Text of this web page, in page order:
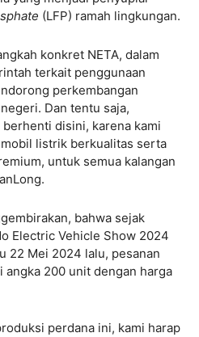
(LFP) ramah lingkungan.
konkret NETA, dalam
terkait penggunaan
perkembangan
Dan tentu saja,
disini, karena kami
listrik berkualitas serta
untuk semua kalangan
bahwa sejak
Electric Vehicle Show 2024
22 Mei 2024 lalu, pesanan
angka 200 unit dengan harga
perdana ini, kami harap